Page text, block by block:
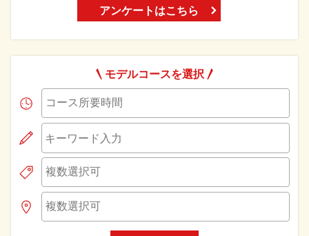
アンケートはこちら
モデルコースを選択